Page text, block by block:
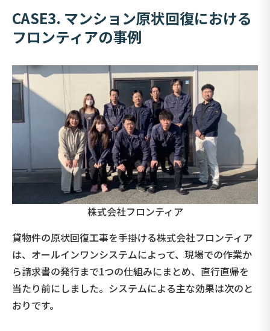
CASE3. マンション原状回復における
フロンティアの事例
株式会社フロンティア
貸物件の原状回復工事を手掛ける株式会社フロンティア
は、オールインワンシステムによって、現場での作業か
ら請求書の発行まで1つの仕組みにまとめ、直行直帰を
当たり前にしました。システムによる主な効果は次のと
おりです。